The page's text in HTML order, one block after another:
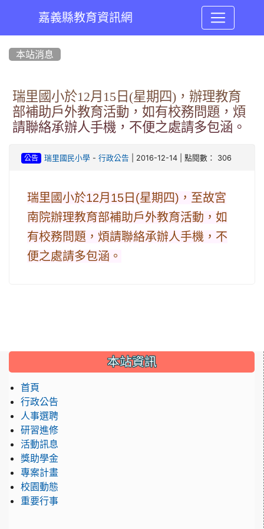
嘉義縣教育資訊網
本站消息
瑞里國小於12月15日(星期四)，辦理教育
部補助戶外教育活動，如有校務問題，煩
請聯絡承辦人手機，不便之處請多包涵。
公告 瑞里國民小學- 行政公告 | 2016-12-14 | 點閱數： 306
瑞里國小於12月15日(星期四)，至故宮
南院辦理教育部補助戶外教育活動，如
有校務問題，煩請聯絡承辦人手機，不
便之處請多包涵。
::: 本站資訊
首頁
行政公告
人事選聘
研習進修
活動訊息
獎助學金
專案計畫
校園動態
重要行事